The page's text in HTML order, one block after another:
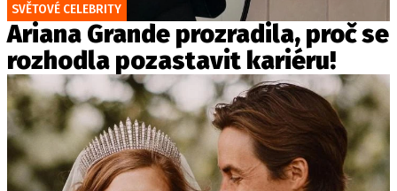
SVĚTOVÉ CELEBRITY
Ariana Grande prozradila, proč se
rozhodla pozastavit kariéru!